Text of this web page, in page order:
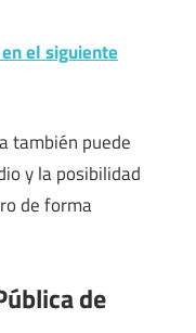
el siguiente
también puede
y la posibilidad
de forma
de